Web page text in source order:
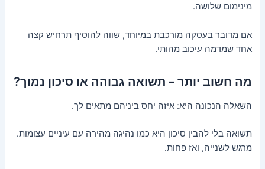
מינימום שלושה.
אם מדובר בעסקה מורכבת במיוחד, שווה להוסיף תרחיש קצה
אחד שמדמה עיכוב מהותי.
מה חשוב יותר – תשואה גבוהה או סיכון נמוך?
השאלה הנכונה היא: איזה יחס ביניהם מתאים לך.
תשואה בלי להבין סיכון היא כמו נהיגה מהירה עם עיניים עצומות.
מרגש לשנייה, ואז פחות.